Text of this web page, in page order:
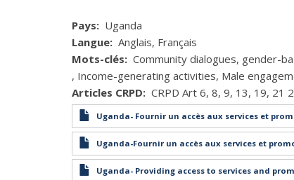
Pays
Uganda
Langue Anglais Français
Mots-clés
Community dialogues gender-
Income-generating activities Male
Articles CRPD
CRPD Art 6 8 9 13 19 21
Uganda- Fournir un accès aux services et
Uganda-Fournir un accès aux services et
Uganda- Providing access to services and